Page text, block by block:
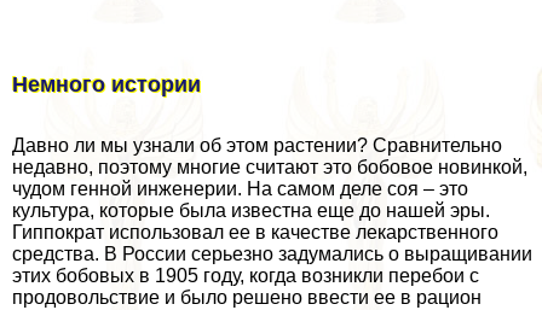
Немного истории
Давно ли мы узнали об этом растении? Сравнительно
недавно, поэтому многие считают это бобовое новинкой,
чудом генной инженерии. На самом деле соя – это
культура, которые была известна еще до нашей эры.
Гиппократ использовал ее в качестве лекарственного
средства. В России серьезно задумались о выращивании
этих бобовых в 1905 году, когда возникли перебои с
продовольствие и было решено ввести ее в рацион